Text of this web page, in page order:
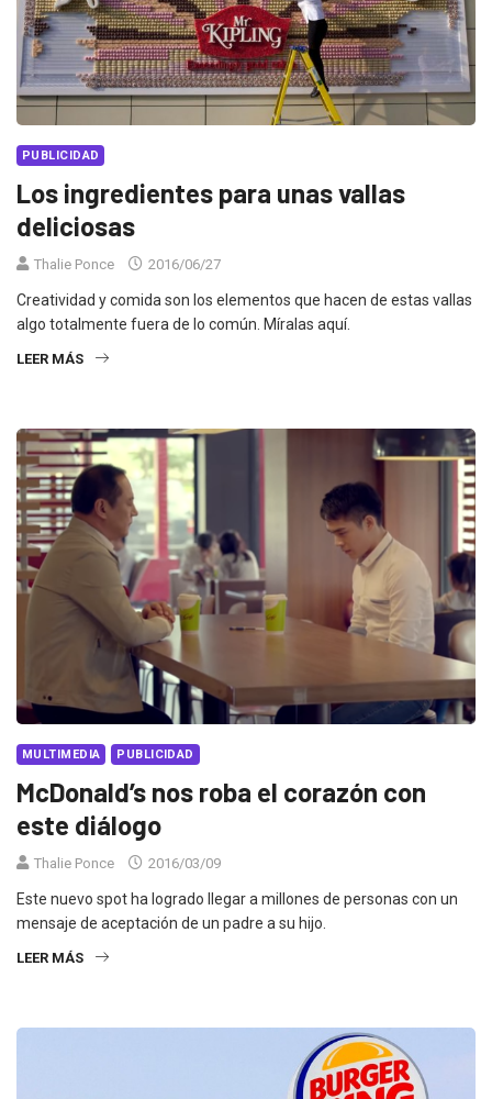
PUBLICIDAD
Los ingredientes para unas vallas
deliciosas
Thalie Ponce 2016/06/27
Creatividad y comida son los elementos que hacen de estas vallas
algo totalmente fuera de lo común. Míralas aquí.
LEER MÁS
MULTIMEDIA PUBLICIDAD
McDonald’s nos roba el corazón con
este diálogo
Thalie Ponce 2016/03/09
Este nuevo spot ha logrado llegar a millones de personas con un
mensaje de aceptación de un padre a su hijo.
LEER MÁS